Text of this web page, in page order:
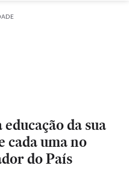
da sua
cada uma no
Ideb, principal indicador do País